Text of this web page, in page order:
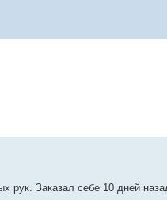
рук. Заказал себе 10 дней